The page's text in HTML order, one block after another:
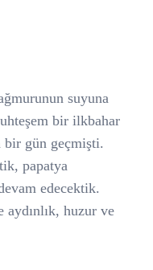
suyuna
bir ilkbahar
bir gün geçmişti.
papatya
edecektik.
aydınlık, huzur ve